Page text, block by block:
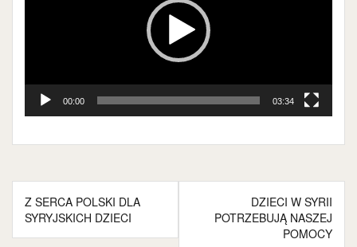
00:00 03:34
Nawigacja
wpisu
Z SERCA POLSKI DLA
SYRYJSKICH DZIECI
DZIECI W SYRII
POTRZEBUJĄ NASZEJ
POMOCY